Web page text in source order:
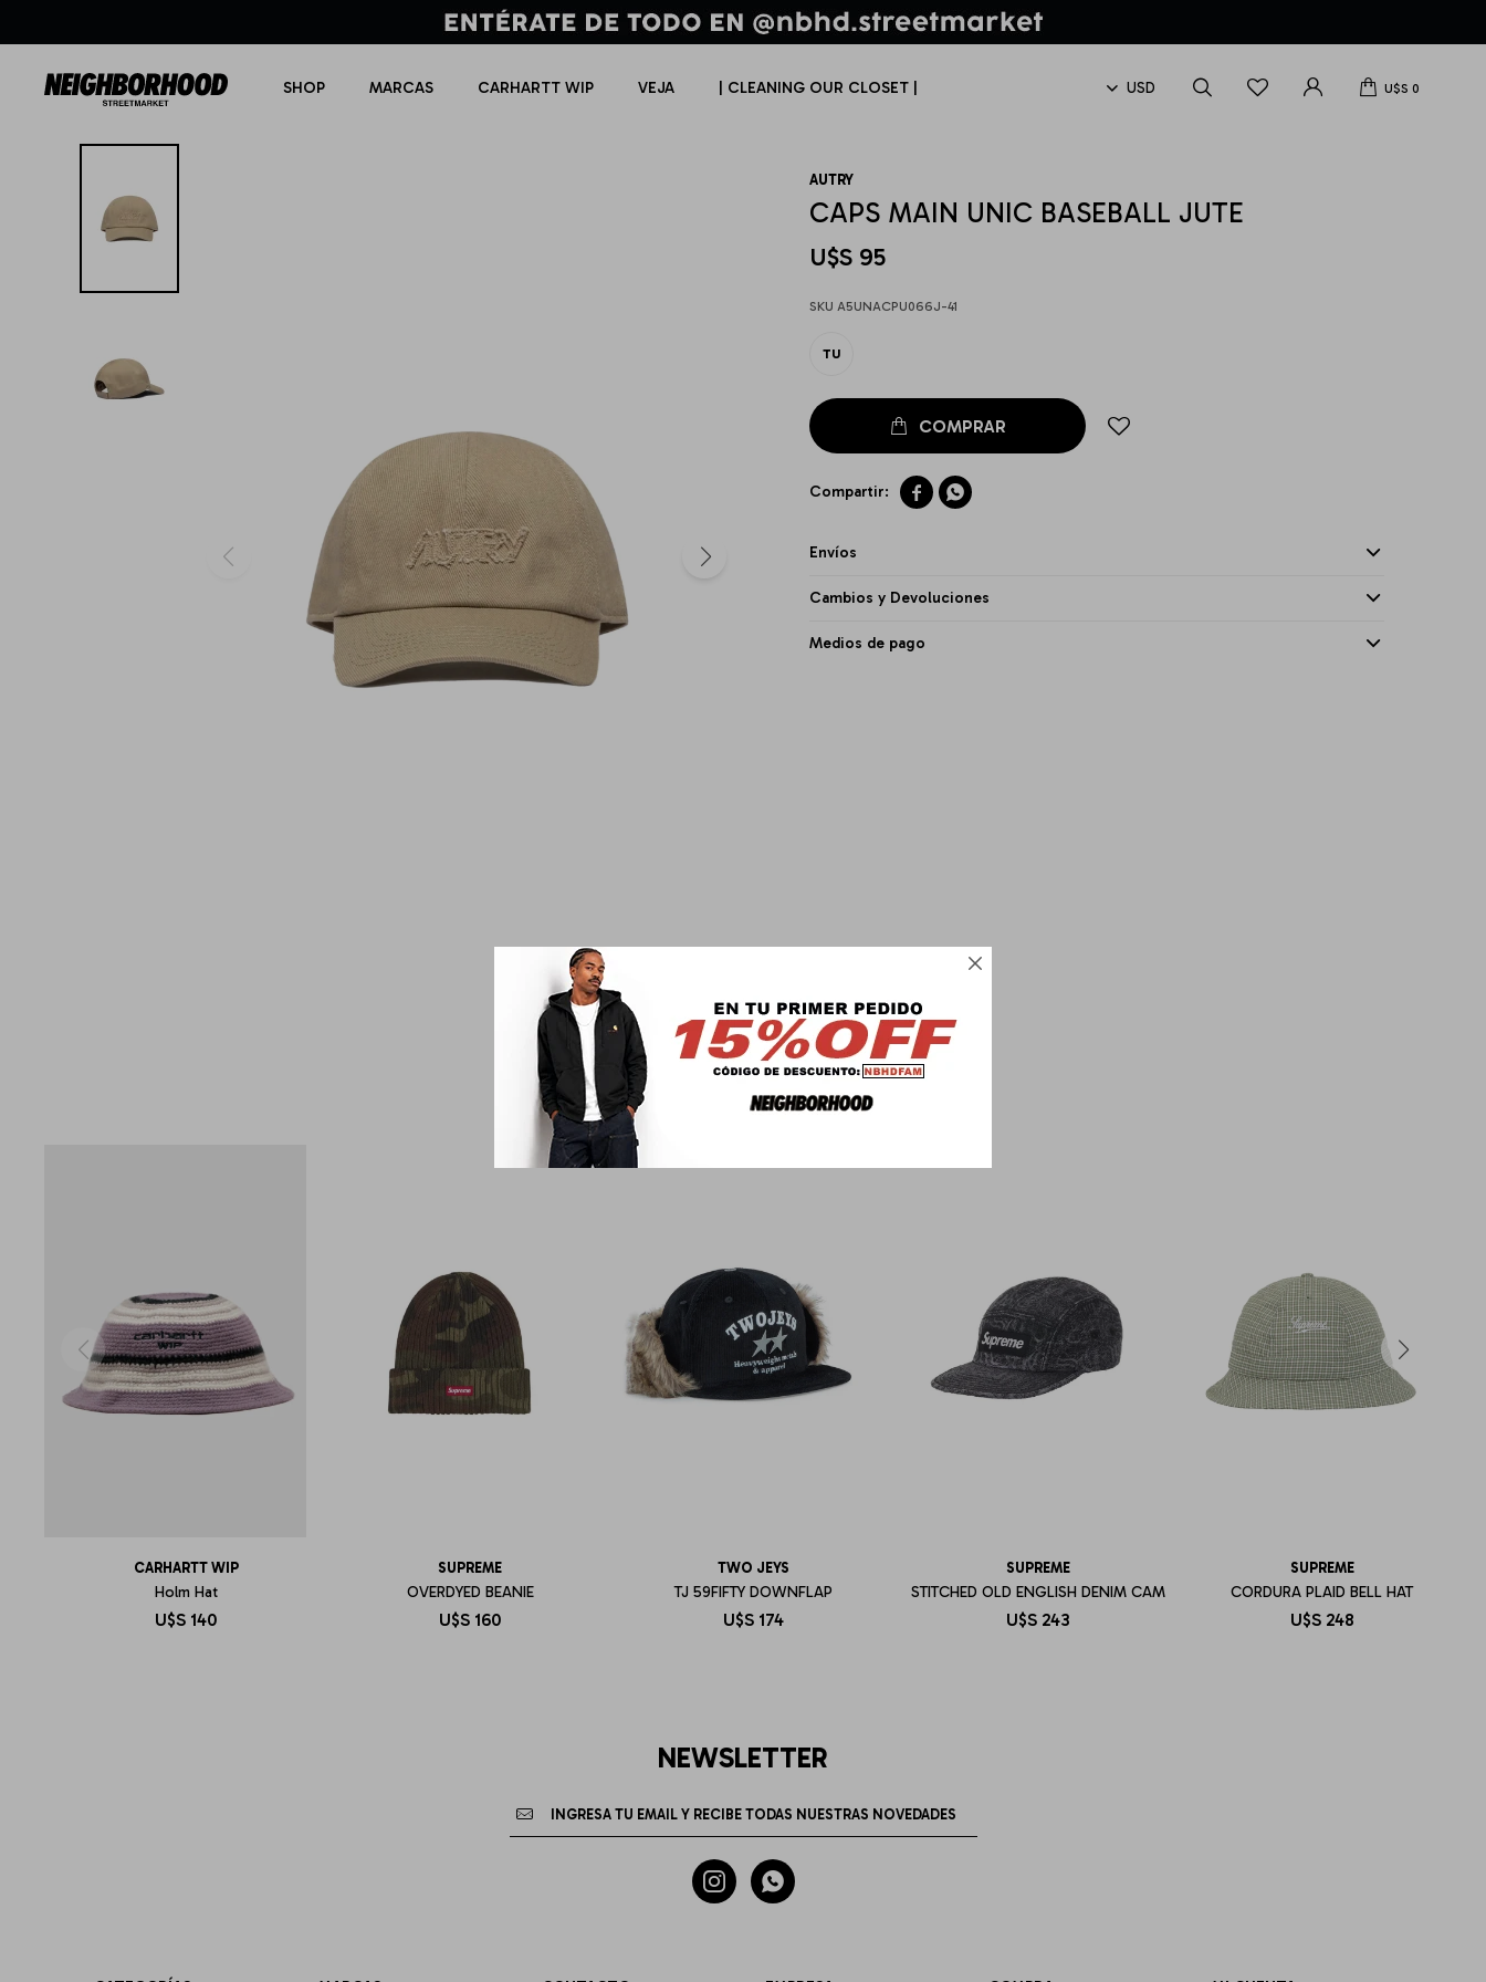

SHOP MARCAS CARHARTT WIP VEJA | CLEANING OUR CLOSET | U$S 0
AUTRY
CAPS MAIN UNIC BASEBALL JUTE
U$S 95
A5UNACPU066J-41
TU
 
Envíos
Cambios y Devoluciones
Medios de pago
PRODUCTOS QUE TE PUEDEN INTERESAR
CARHARTT WIP
Holm Hat
U$S 140
SUPREME
OVERDYED BEANIE
U$S 160
TWO JEYS
TJ 59FIFTY DOWNFLAP
U$S 174
SUPREME
STITCHED OLD ENGLISH DENIM CAM
U$S 243
SUPREME
CORDURA PLAID BELL HAT
U$S 248
NEWSLETTER
 